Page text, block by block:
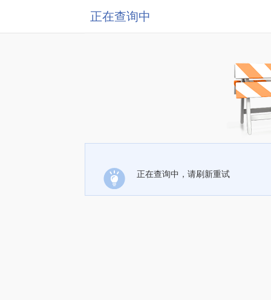
正在查询中
正在查询中，请刷新重试